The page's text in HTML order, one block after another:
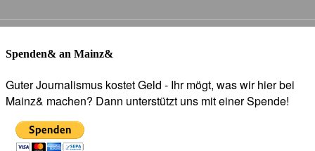
Spenden& an Mainz&
Guter Journalismus kostet Geld - Ihr mögt, was wir hier bei
Mainz& machen? Dann unterstützt uns mit einer Spende!